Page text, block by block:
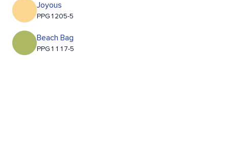
Joyous
PPG1205-5
Beach Bag
PPG1117-5